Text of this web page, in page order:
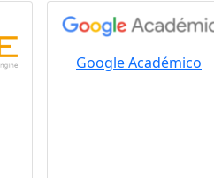
Google Académico